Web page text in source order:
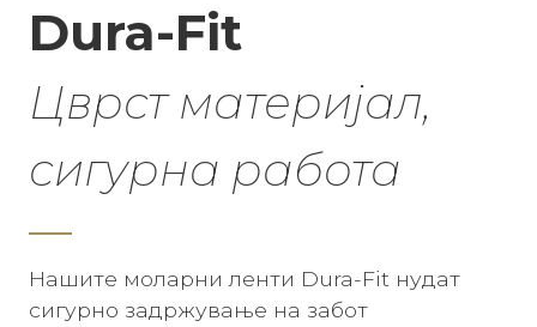
Dura-Fit
Цврст материјал,
сигурна работа
Нашите моларни ленти Dura-Fit нудат
сигурно задржување на забот